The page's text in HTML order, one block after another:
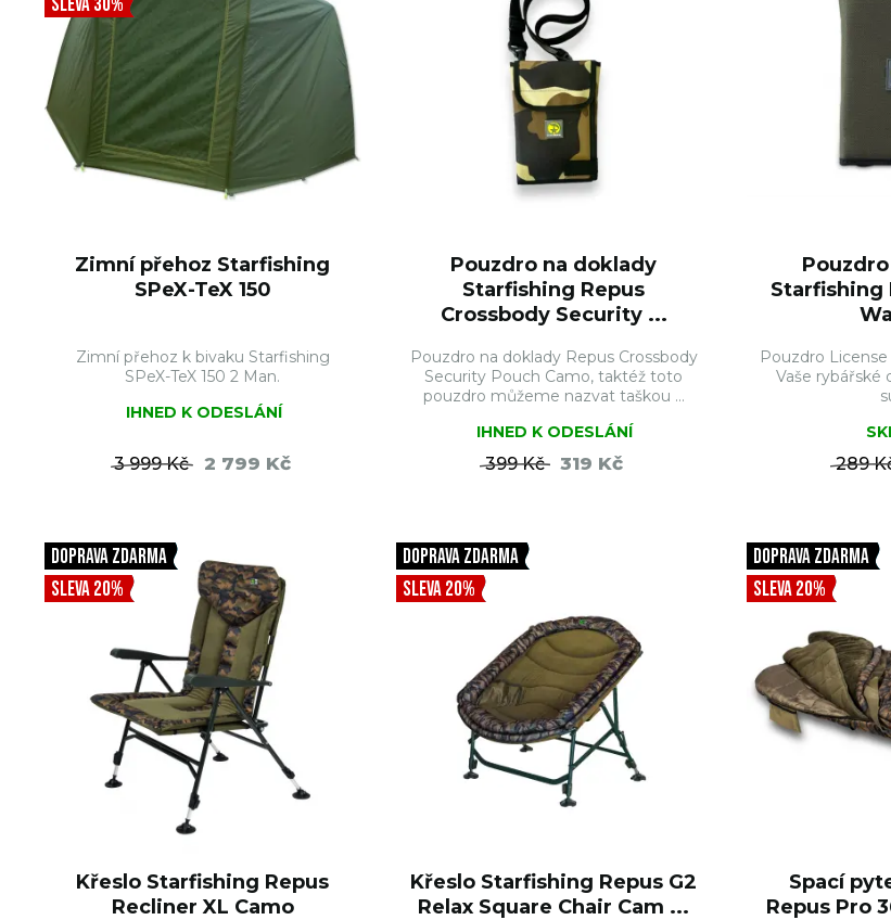
Zimní přehoz Starfishing
SPeX-TeX 150
Zimní přehoz k bivaku Starfishing
SPeX-TeX 150 2 Man.
IHNED K ODESLÁNÍ
3 999 Kč 2 799 Kč
Pouzdro na doklady
Starfishing Repus
Crossbody Security ...
Pouzdro na doklady Repus Crossbody
Security Pouch Camo, taktéž toto
pouzdro můžeme nazvat taškou ...
IHNED K ODESLÁNÍ
399 Kč 319 Kč
Starfishing
Pouzdro
Vaše rybářské
289
DOPRAVA ZDARMA
SLEVA 20%
Křeslo Starfishing Repus
Recliner XL Camo
DOPRAVA ZDARMA
SLEVA 20%
Křeslo Starfishing Repus G2
Relax Square Chair Cam ...
DOPRAVA ZDARMA
SLEVA 20%
Spací
Repus Pro